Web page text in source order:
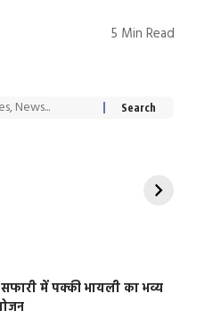
5 Min Read
हुए
रोज एक कच्चे लहसुन
सफारी में पक्की भायली का भव्य